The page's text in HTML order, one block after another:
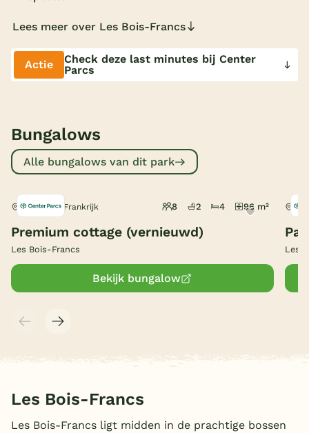
Limburg
Duitsland
Blog
Onze e-boeken
Lees meer over Les Bois-Francs
Actie
Check deze last minutes bij Center
Parcs
Bungalows
Alle bungalows van dit park
Les Barils, Frankrijk 8 2 4 96 m²
Premium cottage (vernieuwd)
Les Bois-Francs
Bekijk bungalow
Les
Les Bois-Francs
Les Bois-Francs ligt midden in de prachtige bossen